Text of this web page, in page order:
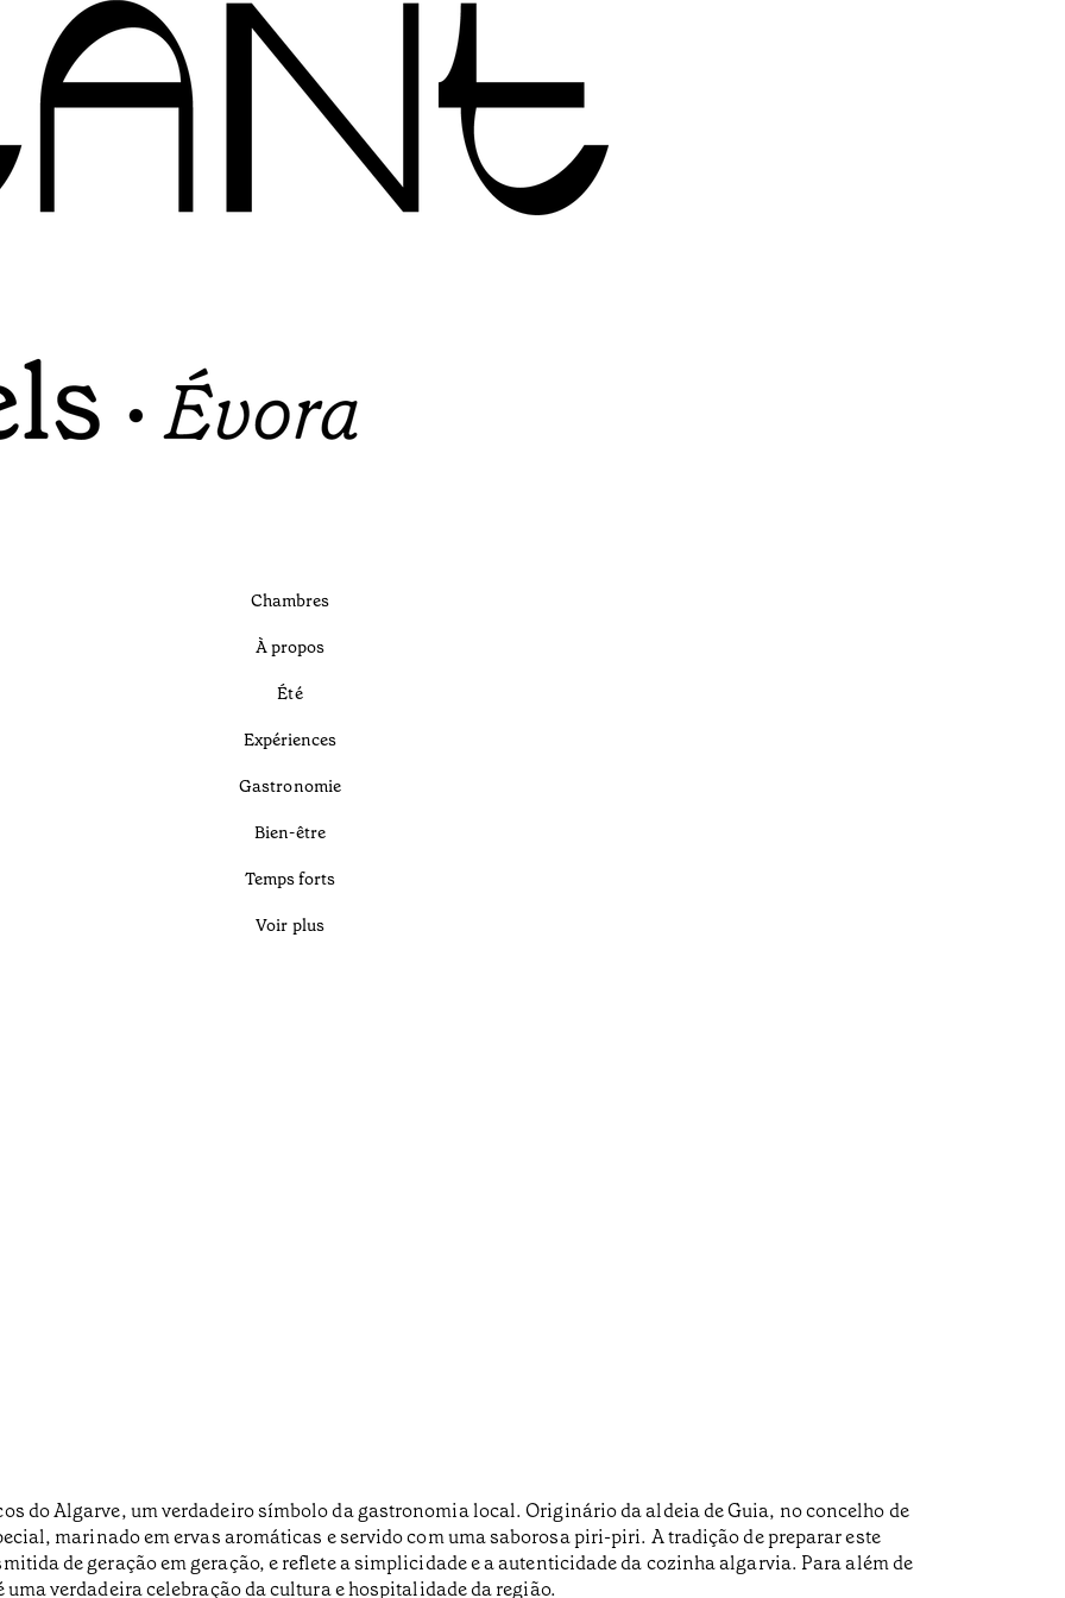
Chambres
À propos
Été
Expériences
Gastronomie
Bien-être
Temps forts
Voir plus
do Algarve, um verdadeiro símbolo da gastronomia local. Originário da aldeia de Guia, no concelho de
marinado em ervas aromáticas e servido com uma saborosa piri-piri. A tradição de preparar este
de geração em geração, e reflete a simplicidade e a autenticidade da cozinha algarvia. Para além de
verdadeira celebração da cultura e hospitalidade da região.